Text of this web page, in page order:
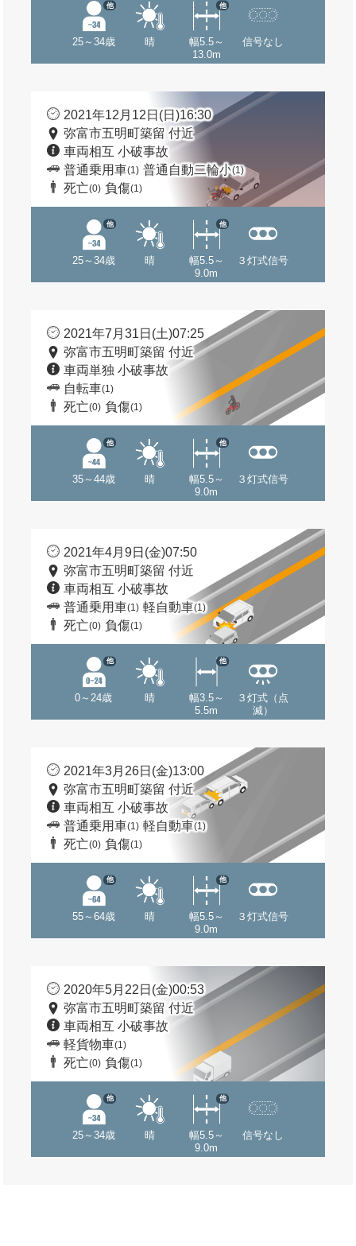
25～34歳
他
晴
幅5.5～
13.0m
他
信号なし
2021年12月12日(日)16:30
弥富市五明町築留 付近
車両相互 小破事故
普通乗用車(1) 普通自動二輪小(1)
死亡(0) 負傷(1)
25～34歳
他
晴
幅5.5～
9.0m
他
３灯式信号
2021年7月31日(土)07:25
弥富市五明町築留 付近
車両単独 小破事故
自転車(1)
死亡(0) 負傷(1)
35～44歳
他
晴
幅5.5～
9.0m
他
３灯式信号
2021年4月9日(金)07:50
弥富市五明町築留 付近
車両相互 小破事故
普通乗用車(1) 軽自動車(1)
死亡(0) 負傷(1)
0～24歳
他
晴
幅3.5～
5.5m
他
３灯式（点
滅）
2021年3月26日(金)13:00
弥富市五明町築留 付近
車両相互 小破事故
普通乗用車(1) 軽自動車(1)
死亡(0) 負傷(1)
55～64歳
他
晴
幅5.5～
9.0m
他
３灯式信号
2020年5月22日(金)00:53
弥富市五明町築留 付近
車両相互 小破事故
軽貨物車(1)
死亡(0) 負傷(1)
25～34歳
他
晴
幅5.5～
9.0m
他
信号なし